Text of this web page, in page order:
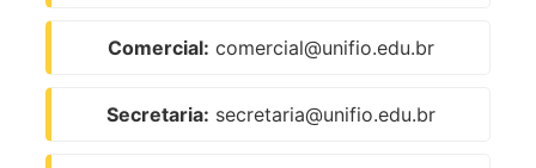
Comercial: comercial@unifio.edu.br
Secretaria: secretaria@unifio.edu.br